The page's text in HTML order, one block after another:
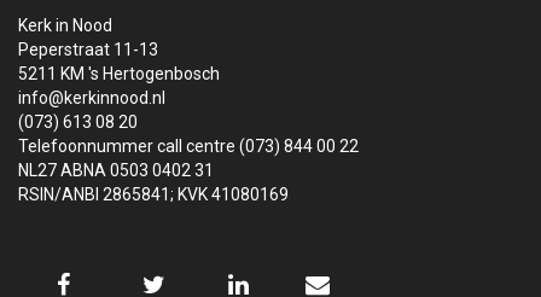
Kerk in Nood
Peperstraat 11-13
5211 KM 's Hertogenbosch
info@kerkinnood.nl
(073) 613 08 20
Telefoonnummer call centre (073) 844 00 22
NL27 ABNA 0503 0402 31
RSIN/ANBI 2865841; KVK 41080169